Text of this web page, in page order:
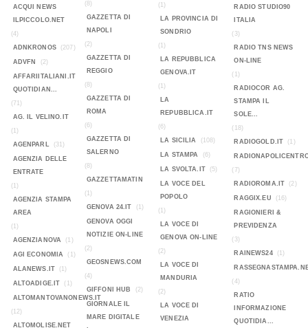
ACQUI NEWS
ILPICCOLO.NET
(4)
ADNKRONOS
(207)
ADVFN (2)
AFFARIITALIANI.IT
QUOTIDIAN...
(71)
AG. IL VELINO.IT
(1)
AGENPARL
(31)
AGENZIA DELLE
ENTRATE
(1)
AGENZIA STAMPA
AREA
(1)
AGENZIANOVA
(1)
AGI ECONOMIA (1)
ALANEWS.IT (1)
ALTOADIGE.IT (1)
ALTOMANTOVANONEWS.IT
(12)
ALTOMOLISE.NET
(8)
GAZZETTA DI
NAPOLI
(2)
GAZZETTA DI
REGGIO
(8)
GAZZETTA DI
ROMA
(6)
GAZZETTA DI
SALERNO
(8)
GAZZETTAMATIN
(1)
GENOVA 24.IT
(1)
GENOVA OGGI
NOTIZIE ON-LINE
(2)
GEOSNEWS.COM
(4)
GIFFONI HUB
(2)
GIORNALE IL
MARE DIGITALE
(1)
LA PROVINCIA DI
SONDRIO
(1)
LA REPUBBLICA
GENOVA.IT
(1)
LA
REPUBBLICA.IT
(6)
LA SICILIA
(108)
LA STAMPA (6)
LA SVOLTA.IT (5)
LA VOCE DEL
POPOLO
(1)
LA VOCE DI
GENOVA ON-LINE
(2)
LA VOCE DI
MANDURIA
(2)
LA VOCE DI
VENEZIA
RADIO STUDIO90
ITALIA
(3)
RADIO TNS NEWS
ON-LINE
(1)
RADIOCOR AG.
STAMPA IL
SOLE...
(18)
RADIOGOLD.IT
(1)
(7)
RADIOROMA.IT
(2)
RAGGIX.EU (16)
RAGIONIERI &
PREVIDENZA
(3)
RAINEWS24
(1)
(4)
RATIO
INFORMAZIONE
QUOTIDIA...